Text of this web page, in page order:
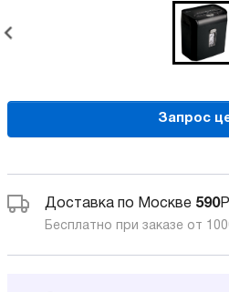
Запрос
Доставка по Москве 590Р
Бесплатно при заказе от